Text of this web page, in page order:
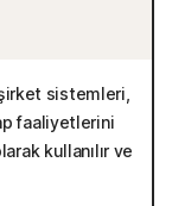
sistemleri,
faaliyetlerini
kullanılır ve